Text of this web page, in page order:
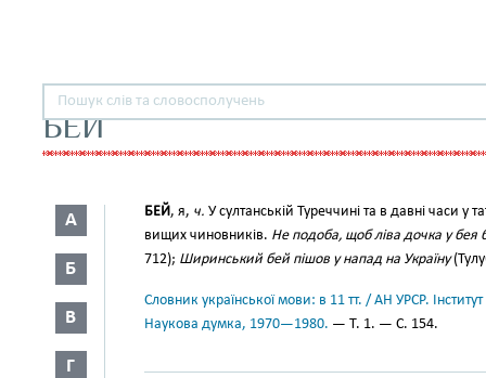
БЕЙ
А
Б
В
Г
БЕЙ, я, ч. У султанській Туреччині та в давні часи у
вищих чиновників. Не подоба, щоб ліва дочка у бея
712); Ширинський бей пішов у напад на Україну
Словник української мови: в 11 тт. / АН УРСР.
Наукова думка, 1970—1980. — Т. 1. — С. 154.